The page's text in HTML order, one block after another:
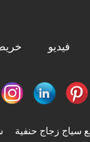
فيديو
سياج زجاج حنفية